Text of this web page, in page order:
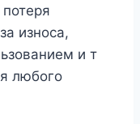
износа,
и т
любого